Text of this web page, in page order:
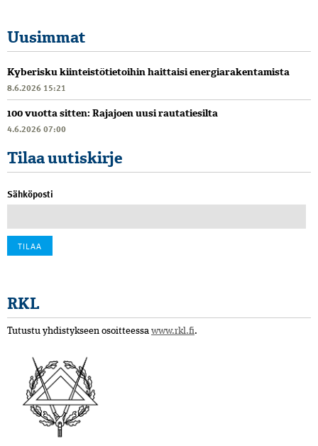
Uusimmat
Kyberisku kiinteistötietoihin haittaisi energiarakentamista
8.6.2026 15:21
100 vuotta sitten: Rajajoen uusi rautatiesilta
4.6.2026 07:00
Tilaa uutiskirje
Sähköposti
RKL
Tutustu yhdistykseen osoitteessa www.rkl.fi.